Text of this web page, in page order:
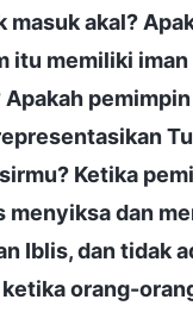
akal?
itu memiliki
Apakah
Ketika
dan
Iblis, dan tidak
orang-